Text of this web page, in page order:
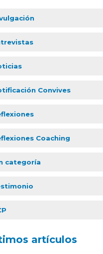
Convives
Coaching
categoría
artículos